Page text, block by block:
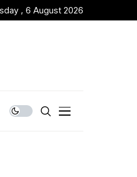
, 6 August 2026